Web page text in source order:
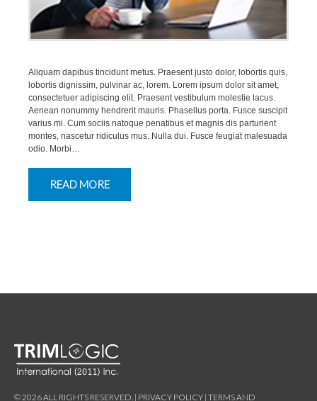
Aliquam dapibus tincidunt metus. Praesent justo dolor, lobortis quis,
lobortis dignissim, pulvinar ac, lorem. Lorem ipsum dolor sit amet,
consectetuer adipiscing elit. Praesent vestibulum molestie lacus.
Aenean nonummy hendrerit mauris. Phasellus porta. Fusce suscipit
varius mi. Cum sociis natoque penatibus et magnis dis parturient
montes, nascetur ridiculus mus. Nulla dui. Fusce feugiat malesuada
odio. Morbi…
READ MORE
© 2026ALL RIGHTS RESERVED . | PRIVACY POLICY | TERMS AND